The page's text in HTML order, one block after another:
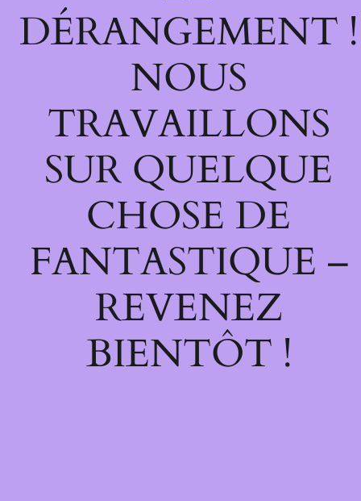
DÉRANGEMENT !
NOUS
TRAVAILLONS
SUR QUELQUE
CHOSE DE
FANTASTIQUE –
REVENEZ
BIENTÔT !